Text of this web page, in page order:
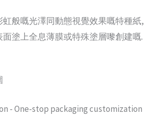
般嘅光澤同動態視覺效果嘅特種紙,
塗上全息薄膜或特殊塗層嚟創建嘅.